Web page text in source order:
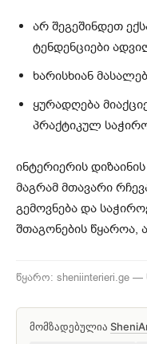
არ შეგეშინდეთ
ტენდენციები
ხარისხიან
ყურადღება
პრაქტიკულ
ინტერიერის
მაგრამ მთავარი
გემოვნება და
შთაგონების წყაროა,
წყარო: sheniinterieri.ge
მომზადებულია